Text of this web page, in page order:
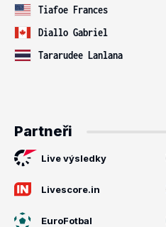
Tiafoe Frances
Diallo Gabriel
Tararudee Lanlana
Partneři
Live výsledky
Livescore.in
EuroFotbal